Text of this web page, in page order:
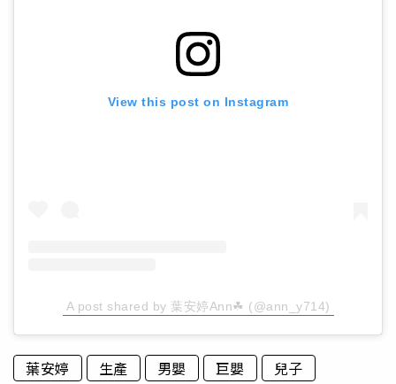
View this post on Instagram
A post shared by 葉安婷Ann☘ (@ann_y714)
葉安婷 生產 男嬰 巨嬰 兒子